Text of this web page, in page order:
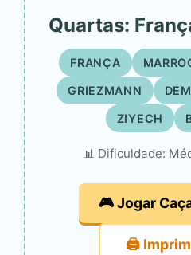
Quartas:
FRANÇA
GRIEZMANN
ZIYECH
📊 Dificuldade:
🎮 Jogar
🖨️